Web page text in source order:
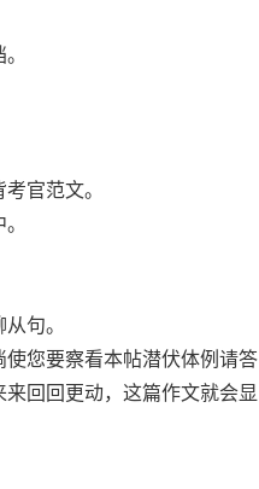
官范文。
句。
您要察看本帖潜伏体例请答
回回更动，这篇作文就会显